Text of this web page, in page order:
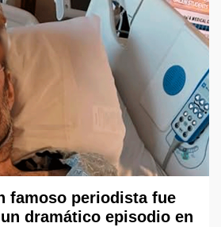
famoso periodista fue
dramático episodio en